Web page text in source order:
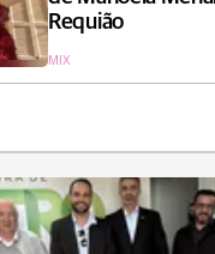
Requião
MIX